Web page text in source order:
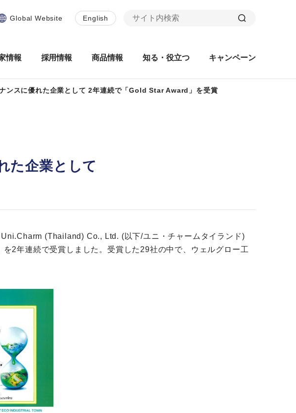
情報 採用情報 商品情報 知る・役立つ キャンペーン
Global Website English
ンスに優れた企業として 2年連続で「Gold Star Award」を受賞
た企業として
(Thailand) Co., Ltd. (以下/ユニ・チャームタイランド)
2年連続で受賞しました。受賞した29社の中で、ウェルグロー工